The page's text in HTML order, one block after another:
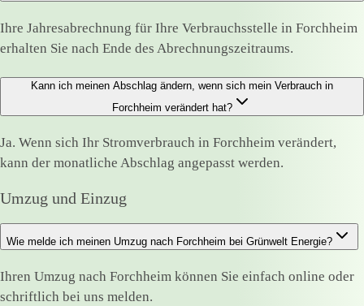
Ihre Jahresabrechnung für Ihre Verbrauchsstelle in Forchheim
erhalten Sie nach Ende des Abrechnungszeitraums.
Kann ich meinen Abschlag ändern, wenn sich mein Verbrauch in
Forchheim verändert hat?
Ja. Wenn sich Ihr Stromverbrauch in Forchheim verändert,
kann der monatliche Abschlag angepasst werden.
Umzug und Einzug
Wie melde ich meinen Umzug nach Forchheim bei Grünwelt Energie?
Ihren Umzug nach Forchheim können Sie einfach online oder
schriftlich bei uns melden.